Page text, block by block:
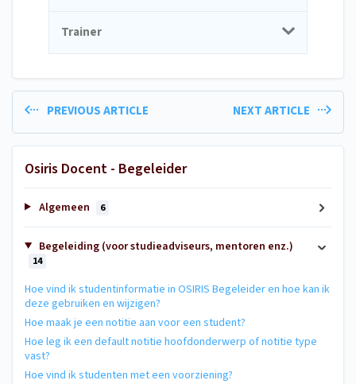
Trainer
PREVIOUS ARTICLE NEXT ARTICLE
Osiris Docent - Begeleider
Algemeen 6
Begeleiding (voor studieadviseurs, mentoren enz.)
14
Hoe vind ik studentinformatie in OSIRIS Begeleider en hoe kan ik
deze gebruiken en wijzigen?
Hoe maak je een notitie aan voor een student?
Hoe leg ik een default notitie hoofdonderwerp of notitie type
vast?
Hoe vind ik studenten met een voorziening?